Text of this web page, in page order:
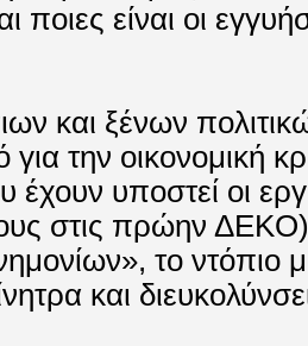
ποιες είναι οι
και ξένων
για την οικονομική
έχουν υποστεί οι
στις πρώην
το
και